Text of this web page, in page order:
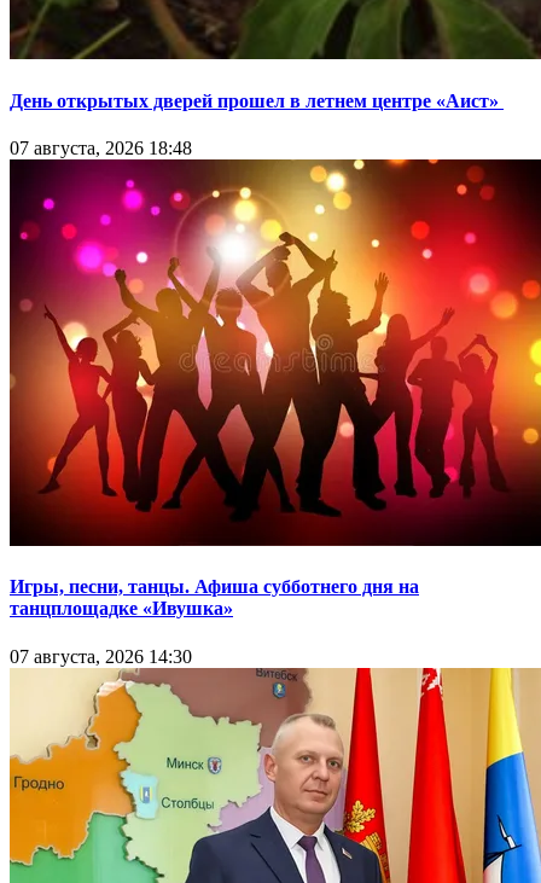
День открытых дверей прошел в летнем центре «Аист»
07 августа, 2026 18:48
Игры, песни, танцы. Афиша субботнего дня на
танцплощадке «Ивушка»
07 августа, 2026 14:30